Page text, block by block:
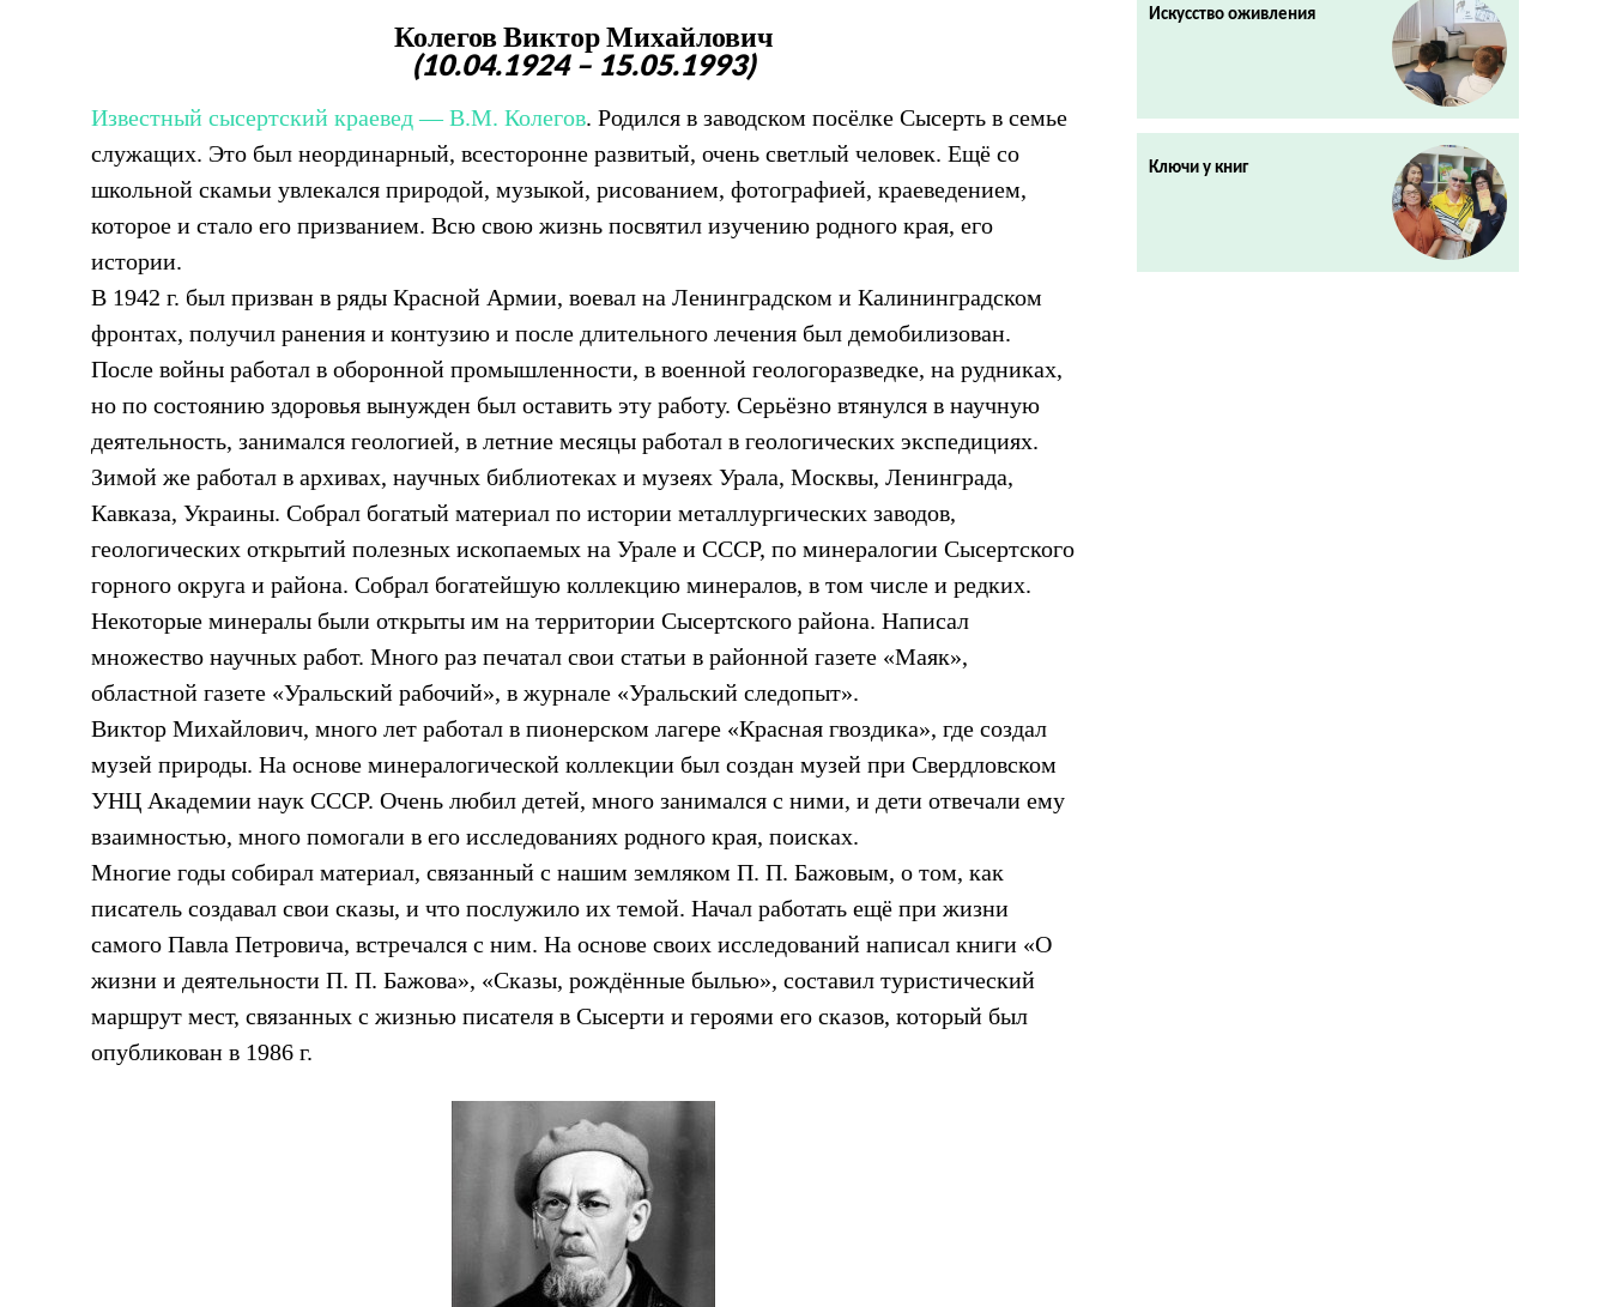
Колегов Виктор Михайлович
(10.04.1924 – 15.05.1993)
Известный сысертский краевед — В.М. Колегов. Родился в заводском посёлке Сысерть в семье
служащих. Это был неординарный, всесторонне развитый, очень светлый человек. Ещё со
школьной скамьи увлекался природой, музыкой, рисованием, фотографией, краеведением,
которое и стало его призванием. Всю свою жизнь посвятил изучению родного края, его
истории.
В 1942 г. был призван в ряды Красной Армии, воевал на Ленинградском и Калининградском
фронтах, получил ранения и контузию и после длительного лечения был демобилизован.
После войны работал в оборонной промышленности, в военной геологоразведке, на рудниках,
но по состоянию здоровья вынужден был оставить эту работу. Серьёзно втянулся в научную
деятельность, занимался геологией, в летние месяцы работал в геологических экспедициях.
Зимой же работал в архивах, научных библиотеках и музеях Урала, Москвы, Ленинграда,
Кавказа, Украины. Собрал богатый материал по истории металлургических заводов,
геологических открытий полезных ископаемых на Урале и СССР, по минералогии Сысертского
горного округа и района. Собрал богатейшую коллекцию минералов, в том числе и редких.
Некоторые минералы были открыты им на территории Сысертского района. Написал
множество научных работ. Много раз печатал свои статьи в районной газете «Маяк»,
областной газете «Уральский рабочий», в журнале «Уральский следопыт».
Виктор Михайлович, много лет работал в пионерском лагере «Красная гвоздика», где создал
музей природы. На основе минералогической коллекции был создан музей при Свердловском
УНЦ Академии наук СССР. Очень любил детей, много занимался с ними, и дети отвечали ему
взаимностью, много помогали в его исследованиях родного края, поисках.
Многие годы собирал материал, связанный с нашим земляком П. П. Бажовым, о том, как
писатель создавал свои сказы, и что послужило их темой. Начал работать ещё при жизни
самого Павла Петровича, встречался с ним. На основе своих исследований написал книги «О
жизни и деятельности П. П. Бажова», «Сказы, рождённые былью», составил туристический
маршрут мест, связанных с жизнью писателя в Сысерти и героями его сказов, который был
опубликован в 1986 г.
Искусство оживления
Ключи у книг